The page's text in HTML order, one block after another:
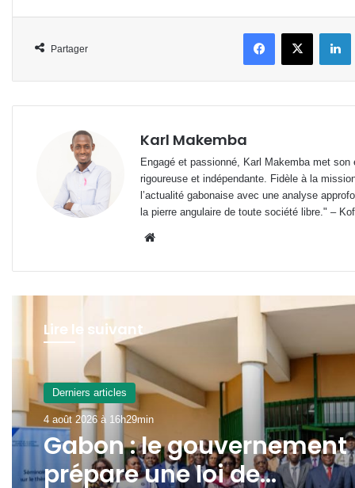
Partager
FacebookX
Karl Makemba
Engagé et passionné, Karl Makemba met
rigoureuse et indépendante. Fidèle à la
l’actualité gabonaise avec une analyse
la pierre angulaire de toute société libre." –
Lire le suivant
Derniers articles
4 août 2026 à 16h29min
Gabon : le gouvernement
prépare une loi de